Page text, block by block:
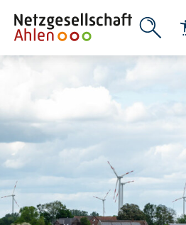
Schrift
Schrift